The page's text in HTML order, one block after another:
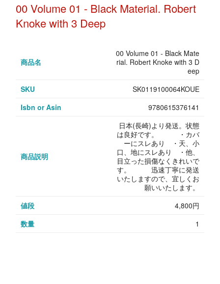
00 Volume 01 - Black Material. Robert
Knoke with 3 Deep
商品名
00 Volume 01 - Black Mate
rial. Robert Knoke with 3 D
eep
SKU
SK0119100064KOUE
Isbn or Asin
9780615376141
商品説明
日本(長崎)より発送。状態
は良好です。 ・カバ
ーにスレあり ・天、小
口、地にスレあり ・他、
目立った損傷なくきれいで
す。 迅速丁寧に発送
いたしますので、宜しくお
願いいたします。
値段
4,800円
数量
1